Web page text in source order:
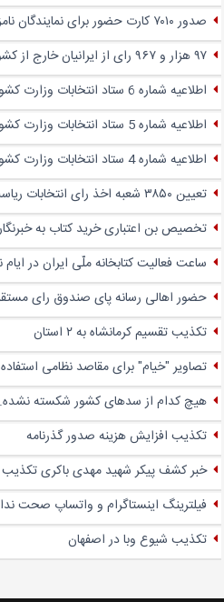
صدور ۷۰۱۰ کارت حضور برای نمایندگان نامزدها در شعب اخذ رای تهران
۹۷ هزار و ۹۶۷ رای از ایرانیان خارج از کشور در مرحله اول انتخابات اخذ شد
اطلاعیه شماره 6 ستاد انتخابات وزارت کشور اعلام شد
اطلاعیه شماره 5 ستاد انتخابات وزارت کشور اعلام شد
اطلاعیه شماره 4 ستاد انتخابات وزارت کشور اعلام شد
تعیین ۳۸۵۰ شعبه اخذ رای انتخابات ریاست جمهوری در پایتخت
تخصیص بن اعتباری خرید کتاب به
ساعت فعالیت کتابخانه ملّی ایران در ایام نوروز 1403
حضور اهالی رسانه پای صندوق‌ رای مستقر
تکذیب تقسیم کرمانشاه به ۲ استان
تصاویر "خیام" برای مقاصد نظامی
هیچ کدام از سدهای کشور شکسته نشده...
تکذیب افزایش هزینه صدور گذرنامه
خبر کشف پیکر شهید مهدی باکری تکذیب
فیلترینگ اینستاگرام و واتساپ صحت
تکذیب شیوع وبا در اصفهان